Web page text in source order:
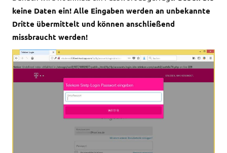
keine Daten ein! Alle Eingaben werden an unbekannte
Dritte übermittelt und können anschließend
missbraucht werden!